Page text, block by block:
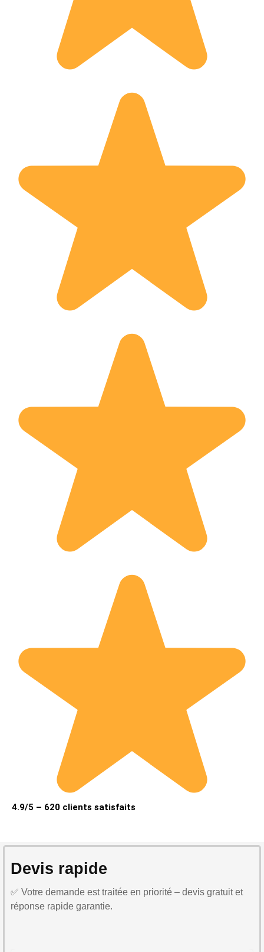
4.9/5 – 620 clients satisfaits
Devis rapide
✅ Votre demande est traitée en priorité – devis gratuit et
réponse rapide garantie.